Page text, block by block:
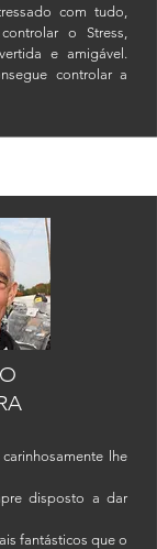
com tudo,
o Stress,
e amigável .
controlar a
lhe
disposto a dar
fantásticos que o